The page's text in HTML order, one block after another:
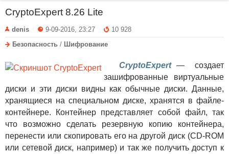
CryptoExpert 8.26 Lite
denis 9-09-2016, 23:27
10 928
Безопасность / Шифрование
CryptoExpert — создает
зашифрованные виртуальные
диски и эти диски видны как обычные диски. Данные,
хранящиеся на специальном диске, хранятся в файле-
контейнере. Контейнер представляет собой файл, так
что возможно сделать резервную копию контейнера,
перенести или скопировать его на другой диск (CD-ROM
или сетевой диск, например) и так же получить доступ к